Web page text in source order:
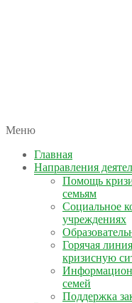
КОЛЫМА — ЗА
автономная
Меню
Главная
Направления
Помощь
семьям
Социальное
учреждениях
Горячая
кризисную
семей
Поддержка